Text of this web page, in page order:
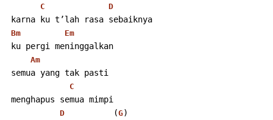
C D
karna ku t’lah rasa sebaiknya
Bm Em
ku pergi meninggalkan
Am
semua yang tak pasti
C
menghapus semua mimpi
D (G)